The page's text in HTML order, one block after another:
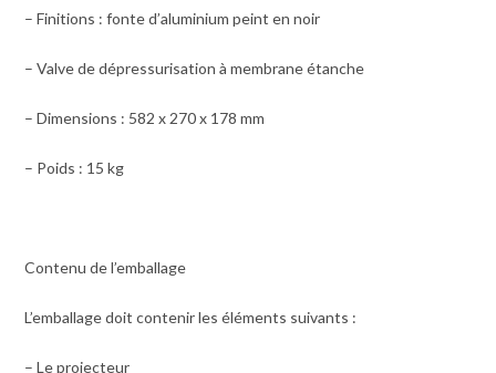
– Finitions : fonte d’aluminium peint en noir
– Valve de dépressurisation à membrane étanche
– Dimensions : 582 x 270 x 178 mm
– Poids : 15 kg
Contenu de l’emballage
L’emballage doit contenir les éléments suivants :
– Le projecteur